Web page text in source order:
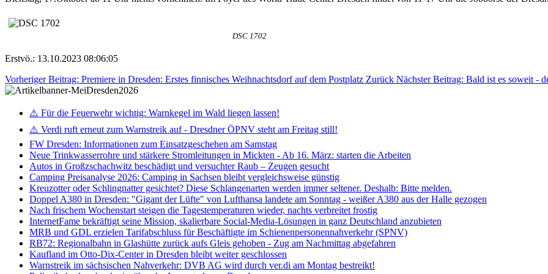
DSC 1702
Erstvö.: 13.10.2023 08:06:05
Vorheriger Beitrag: Premiere in Dresden: Erstes finnisches Weihnachtsdorf auf dem Postplatz Zurück Nächster Beitrag: Bald ist es soweit -
⚠️ Für die Feuerwehr wichtig: Warnkegel im Wald liegen lassen!
⚠️ Verdi ruft erneut zum Warnstreik auf - Dresdner ÖPNV steht am Freitag still!
FW Dresden: Informationen zum Einsatzgeschehen am Samstag
Neue Trinkwasserrohre und stärkere Stromleitungen in Mickten - Ab 16. März: starten die Arbeiten
Autos in Großzschachwitz beschädigt und versuchter Raub – Zeugen gesucht
Camping Preisanalyse 2026: Camping in Sachsen bleibt vergleichsweise günstig
Kreuzotter oder Schlingnatter gesichtet? Diese Schlangenarten werden immer seltener. Deshalb: Bitte melden.
Doppel A380 in Dresden: "Gigant der Lüfte" von Lufthansa landete am Sonntag - weißer A380 aus der Halle gezogen
Nach frischem Wochenstart steigen die Tagestemperaturen wieder, nachts verbreitet frostig
InternetFame bekräftigt seine Mission, skalierbare Social-Media-Lösungen in ganz Deutschland anzubieten
MRB und GDL erzielen Tarifabschluss für Beschäftigte im Schienenpersonennahverkehr (SPNV)
RB72: Regionalbahn in Glashütte zurück aufs Gleis gehoben - Zug am Nachmittag abgefahren
Kaufland im Otto-Dix-Center in Dresden bleibt weiter geschlossen
Warnstreik im sächsischen Nahverkehr: DVB AG wird durch ver.di am Montag bestreikt!